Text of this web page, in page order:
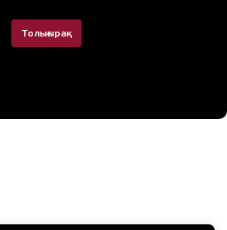
Толығырақ